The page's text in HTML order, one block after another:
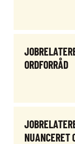
ORDFORRÅD
NUANCERET